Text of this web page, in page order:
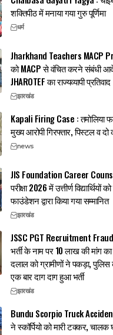
शक्तिपीठ में मनाया गया गुरु पूर्णिमा
धर्म
Jharkhand Teachers MACP
को MACP से वंचित करने संबंधी
JHAROTEF का राज्यव्यापी प्रतिवाद
झारखंड
Kapali Firing Case : तमोलिया
मुख्य आरोपी गिरफ्तार, पिस्टल व
news
JIS Foundation Career
परीक्षा 2026 में उत्तीर्ण
फाउंडेशन द्वारा किया गया सम्मानित
झारखंड
JSSC PGT Recruitment Fraud
भर्ती के नाम पर 10 लाख की मांग
दलाल को ग्रामीणों ने पकड़ा, पुलिस
एक बार दाग दाग हुआ भर्ती
झारखंड
Bundu Scorpio Truck
ने स्कॉर्पियो को मारी टक्कर, चालक